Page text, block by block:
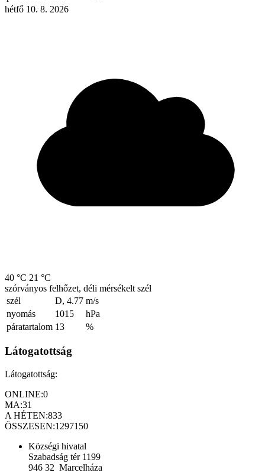
hétfő 10. 8. 2026
40 °C 21 °C
szórványos felhőzet, déli mérsékelt szél
szél
D, 4.77 m/s
nyomás
1015
hPa
páratartalom 13 %
Látogatottság
Látogatottság:
ONLINE:0
MA:31
A HÉTEN:833
ÖSSZESEN:1297150
Községi hivatal
Szabadság tér 1199
946 32 Marcelháza